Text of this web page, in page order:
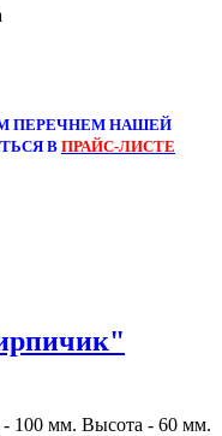
ПЕРЕЧНЕМ НАШЕЙ
ВПРАЙС-ЛИСТЕ
100 мм. Высота - 60 мм.